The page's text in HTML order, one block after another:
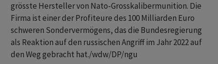
grösste Hersteller von Nato-Grosskalibermunition. Die
Firma ist einer der Profiteure des 100 Milliarden Euro
schweren Sondervermögens, das die Bundesregierung
als Reaktion auf den russischen Angriff im Jahr 2022 auf
den Weg gebracht hat./wdw/DP/ngu